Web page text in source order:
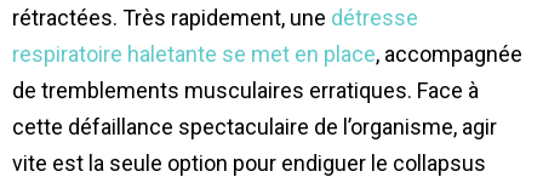
rétractées. Très rapidement, une détresse
respiratoire haletante se met en place, accompagnée
de tremblements musculaires erratiques. Face à
cette défaillance spectaculaire de l’organisme, agir
vite est la seule option pour endiguer le collapsus